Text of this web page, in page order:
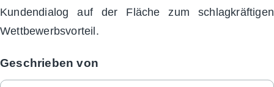
Kundendialog auf der Fläche zum schlagkräftigen
Wettbewerbsvorteil.
Geschrieben von